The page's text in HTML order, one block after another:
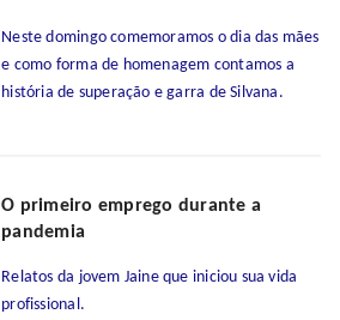
Neste domingo comemoramos o dia das mães
e como forma de homenagem contamos a
história de superação e garra de Silvana.
O primeiro emprego durante a
pandemia
Relatos da jovem Jaine que iniciou sua vida
profissional.